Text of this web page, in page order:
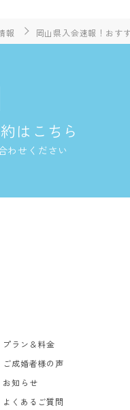
報 岡山県入会速報！おす
はこちら
わせください
プラン＆料金
ご成婚者様の声
お知らせ
よくあるご質問